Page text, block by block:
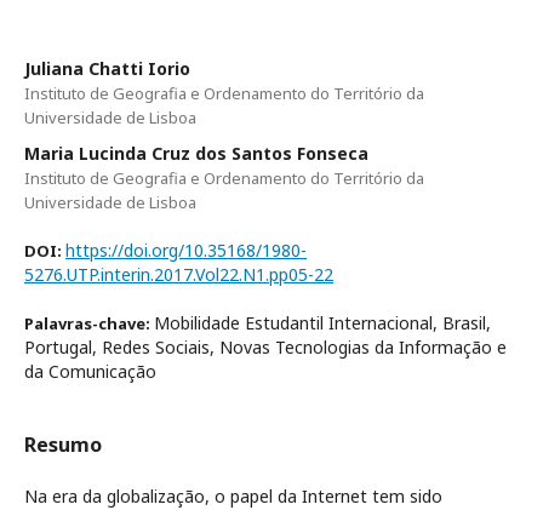
Juliana Chatti Iorio
Instituto de Geografia e Ordenamento do Território da
Universidade de Lisboa
Maria Lucinda Cruz dos Santos Fonseca
Instituto de Geografia e Ordenamento do Território da
Universidade de Lisboa
DOI: https://doi.org/10.35168/1980-
5276.UTP.interin.2017.Vol22.N1.pp05-22
Palavras-chave: Mobilidade Estudantil Internacional, Brasil,
Portugal, Redes Sociais, Novas Tecnologias da Informação e
da Comunicação
Resumo
Na era da globalização, o papel da Internet tem sido